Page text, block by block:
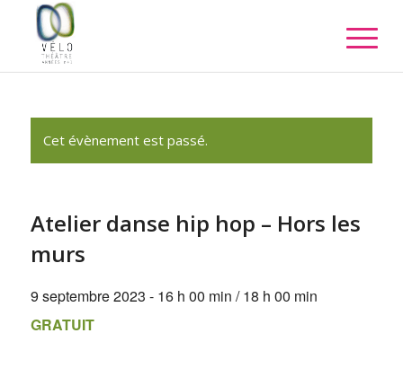
Cet évènement est passé.
Atelier danse hip hop – Hors les
murs
9 septembre 2023 - 16 h 00 min /18 h 00 min
GRATUIT